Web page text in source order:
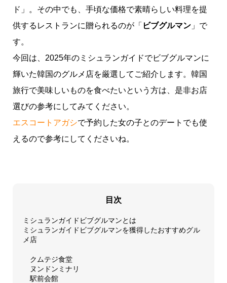
ド」。その中でも、手頃な価格で素晴らしい料理を提
供するレストランに贈られるのが「 ビブグルマン」で
す。
今回は、2025年のミシュランガイドでビブグルマンに
輝いた韓国のグルメ店を厳選してご紹介します。韓国
旅行で美味しいものを食べたいという方は、是非お店
選びの参考にしてみてください。
エスコートアガシで予約した女の子とのデートでも使
えるので参考にしてくださいね。
目次
ミシュランガイドビブグルマンとは
ミシュランガイドビブグルマンを獲得したおすすめグル
メ店
クムテジ食堂
ヌンドンミナリ
駅前会館